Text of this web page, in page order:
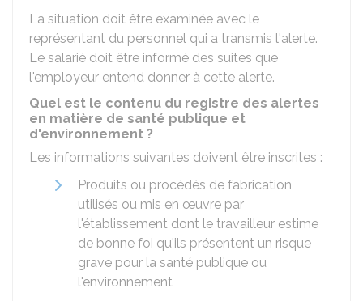
La situation doit être examinée avec le
représentant du personnel qui a transmis l'alerte.
Le salarié doit être informé des suites que
l'employeur entend donner à cette alerte.
Quel est le contenu du registre des alertes
en matière de santé publique et
d'environnement ?
Les informations suivantes doivent être inscrites :
Produits ou procédés de fabrication
utilisés ou mis en œuvre par
l'établissement dont le travailleur estime
de bonne foi qu'ils présentent un risque
grave pour la santé publique ou
l'environnement